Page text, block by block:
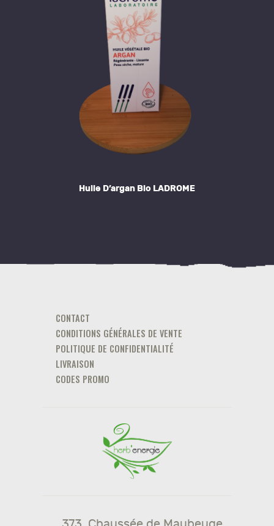
Huile D’argan Bio LADROME
CONTACT
CONDITIONS GÉNÉRALES DE VENTE
POLITIQUE DE CONFIDENTIALITÉ
LIVRAISON
CODES PROMO